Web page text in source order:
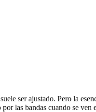
ser ajustado. Pero la
las bandas cuando se